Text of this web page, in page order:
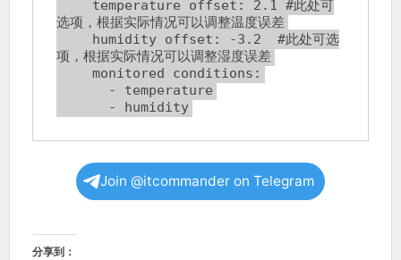
选项，根据实际情况可以调整温度误差
项，根据实际情况可以调整湿度误差
    monitored_conditions:
      - temperature
      - humidity
Join @itcommander on Telegram
分享到：